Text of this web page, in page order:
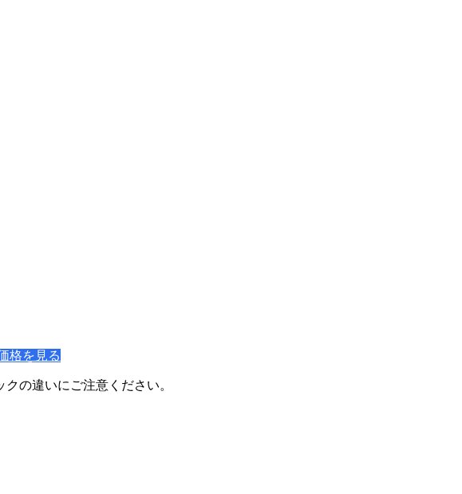
格を見る
の違いにご注意ください。